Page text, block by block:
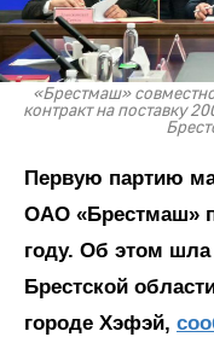
«Брестмаш»
контракт на поставку
Первую партию
ОАО «Брестмаш»
году. Об этом шла
Брестской
городе Хэфэй,